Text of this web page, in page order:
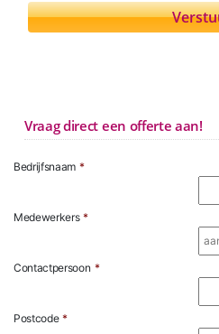
Vraag direct een offerte aan!
Bedrijfsnaam *
Medewerkers *
Contactpersoon *
Postcode *